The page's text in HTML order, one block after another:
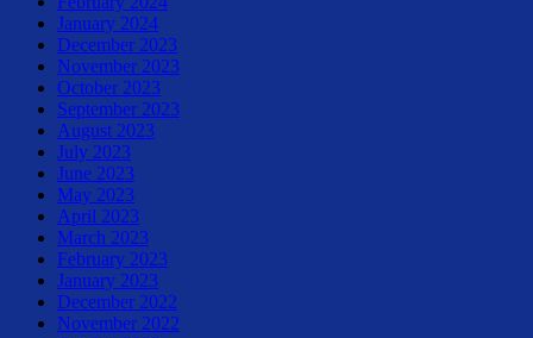
January 2024
December 2023
November 2023
October 2023
September 2023
August 2023
July 2023
June 2023
May 2023
April 2023
March 2023
February 2023
January 2023
December 2022
November 2022